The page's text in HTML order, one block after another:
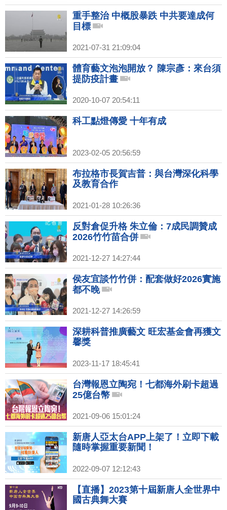
重手整治 中概股暴跌 中共要達成何
目標
2021-07-31 21:09:04
體育藝文泡泡開放？ 陳宗彥：來台須
提防疫計畫
2020-10-07 20:54:11
科工點燈傳愛 十年有成
2023-02-05 20:56:59
布拉格市長賀吉普：與台灣深化科學
及教育合作
2021-01-28 10:26:36
反對倉促升格 朱立倫：7成民調贊成
2026竹竹苗合併
2021-12-27 14:27:44
侯友宜談竹竹併：配套做好2026實施
都不晚
2021-12-27 14:26:59
深耕科普推廣藝文 旺宏基金會再獲文
馨獎
2023-11-17 18:45:41
台灣報恩立陶宛！七都海外刷卡超過
25億台幣
2021-09-06 15:01:24
新唐人亞太台APP上架了！立即下載
隨時掌握重要新聞！
2022-09-07 12:12:43
【直播】2023第十屆新唐人全世界中
國古典舞大賽